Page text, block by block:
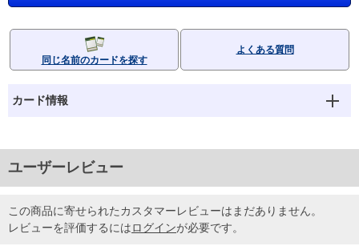
同じ名前のカードを探す
よくある質問
カード情報
ユーザーレビュー
この商品に寄せられたカスタマーレビューはまだありません。
レビューを評価するにはログインが必要です。